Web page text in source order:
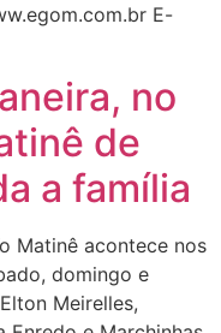
E-
no
de
a família
Matinê acontece nos
domingo e
Meirelles,